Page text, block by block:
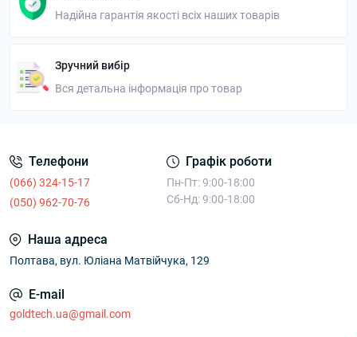
Надійна гарантія якості всіх наших товарів
Зручний вибір
Вся детальна інформація про товар
Телефони
(066) 324-15-17
(050) 962-70-76
Графік роботи
Пн-Пт: 9:00-18:00
Сб-Нд: 9:00-18:00
Наша адреса
Полтава, вул. Юліана Матвійчука, 129
E-mail
goldtech.ua@gmail.com